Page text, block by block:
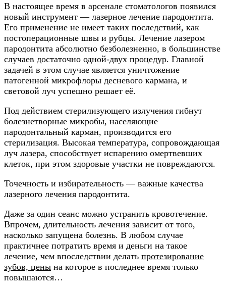
В настоящее время в арсенале стоматологов появился
новый инструмент — лазерное лечение пародонтита.
Его применение не имеет таких последствий, как
постоперационные швы и рубцы. Лечение лазером
пародонтита абсолютно безболезненно, в большинстве
случаев достаточно одной-двух процедур. Главной
задачей в этом случае является уничтожение
патогенной микрофлоры десневого кармана, и
световой луч успешно решает её.
Под действием стерилизующего излучения гибнут
болезнетворные микробы, населяющие
пародонтальный карман, производится его
стерилизация. Высокая температура, сопровождающая
луч лазера, способствует испарению омертвевших
клеток, при этом здоровые участки не повреждаются.
Точечность и избирательность — важные качества
лазерного лечения пародонтита.
Даже за один сеанс можно устранить кровотечение.
Впрочем, длительность лечения зависит от того,
насколько запущена болезнь. В любом случае
практичнее потратить время и деньги на такое
лечение, чем впоследствии делать протезирование
зубов, цены на которое в последнее время только
повышаются…